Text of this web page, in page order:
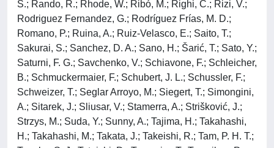
S.; Rando, R.; Rhode, W.; Ribó, M.; Righi, C.; Rizi, V.;
Rodriguez Fernandez, G.; Rodríguez Frías, M. D.;
Romano, P.; Ruina, A.; Ruiz-Velasco, E.; Saito, T.;
Sakurai, S.; Sanchez, D. A.; Sano, H.; Šarić, T.; Sato, Y.;
Saturni, F. G.; Savchenko, V.; Schiavone, F.; Schleicher,
B.; Schmuckermaier, F.; Schubert, J. L.; Schussler, F.;
Schweizer, T.; Seglar Arroyo, M.; Siegert, T.; Simongini,
A.; Sitarek, J.; Sliusar, V.; Stamerra, A.; Strišković, J.;
Strzys, M.; Suda, Y.; Sunny, A.; Tajima, H.; Takahashi,
H.; Takahashi, M.; Takata, J.; Takeishi, R.; Tam, P. H. T.;